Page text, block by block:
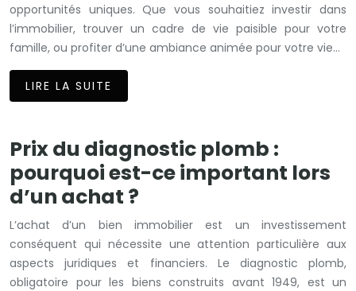
opportunités uniques. Que vous souhaitiez investir dans
l’immobilier, trouver un cadre de vie paisible pour votre
famille, ou profiter d’une ambiance animée pour votre vie…
LIRE LA SUITE
Prix du diagnostic plomb :
pourquoi est-ce important lors
d’un achat ?
L’achat d’un bien immobilier est un investissement
conséquent qui nécessite une attention particulière aux
aspects juridiques et financiers. Le diagnostic plomb,
obligatoire pour les biens construits avant 1949, est un